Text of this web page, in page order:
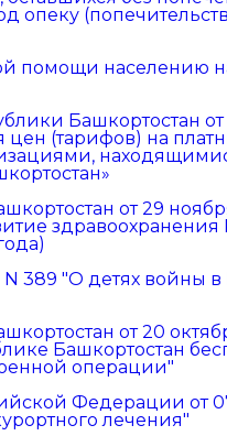
опеку
помощи населению
Башкортостан от
(тарифов) на
от 29
здравоохранения
389 "О детях войны
от 20
Башкортостан
операции"
Федерации от
лечения"